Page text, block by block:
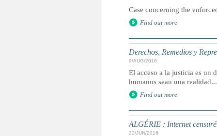
Case concerning the
Find out more
Derechos, Remedios y
9/AUG/2016
El acceso a la justicia es un
humanos sean una realidad...
Find out more
ALGÉRIE : Internet
22/JUN/2016